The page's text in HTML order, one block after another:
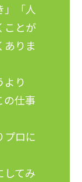
」「人
ことが
りま
より
の仕事
プロに
してみ